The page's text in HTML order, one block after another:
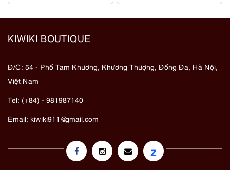
KIWIKI BOUTIQUE
Đ/C: 54 - Phố Tam Khương, Khương Thượng, Đống Đa, Hà Nội,
Việt Nam
Tel: (+84) - 981987140
Email: kiwiki911@gmail.com
z